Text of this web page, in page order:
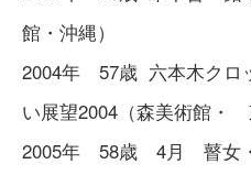
館・沖縄）
2004年 57歳 六本木クロ
い展望2004（森美術館・
2005年 58歳 4月 瞽女・